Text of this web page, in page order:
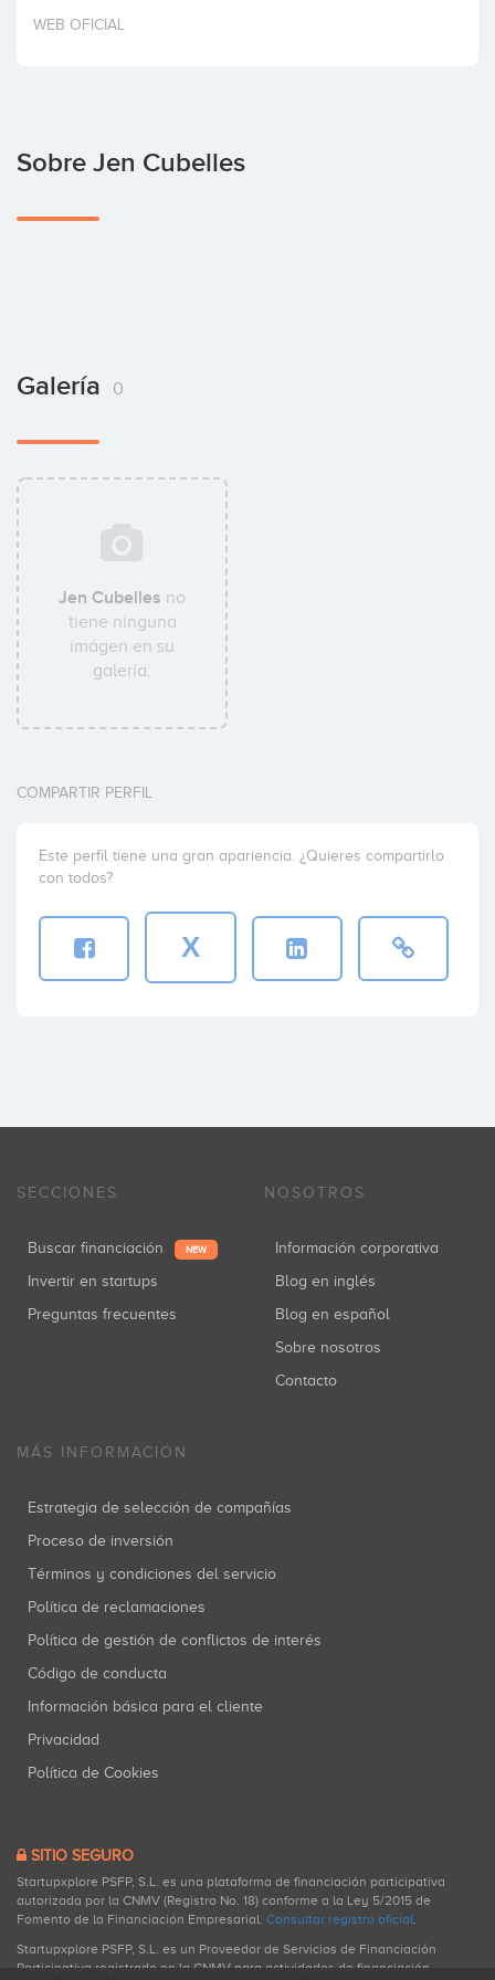
Invertir
WEB OFICIAL
Sobre Jen Cubelles
Galería 0
Jen Cubelles no
tiene ninguna
imágen en su
galería.
COMPARTIR PERFIL
Este perfil tiene una gran apariencia. ¿Quieres compartirlo
con todos?
X
SECCIONES
Buscar financiación NEW
Invertir en startups
Preguntas frecuentes
NOSOTROS
Información corporativa
Blog en inglés
Blog en español
Sobre nosotros
Contacto
MÁS INFORMACIÓN
Estrategia de selección de compañías
Proceso de inversión
Términos y condiciones del servicio
Política de reclamaciones
Política de gestión de conflictos de interés
Código de conducta
Información básica para el cliente
Privacidad
Política de Cookies
SITIO SEGURO
Startupxplore PSFP, S.L. es una plataforma de financiación participativa
autorizada por la CNMV (Registro No. 18) conforme a la Ley 5/2015 de
Fomento de la Financiación Empresarial. Consultar registro oficial.
Startupxplore PSFP, S.L. es un Proveedor de Servicios de Financiación
Participativa registrado en la CNMV para actividades de financiación